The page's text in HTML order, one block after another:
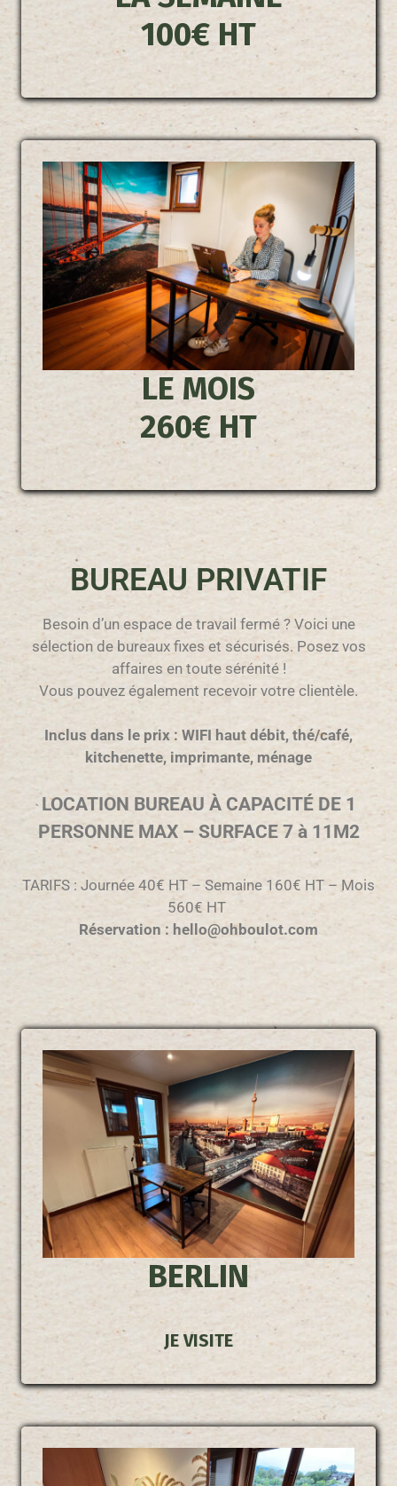
100€ HT
LE MOIS
260€ HT
BUREAU PRIVATIF
Besoin d’un espace de travail fermé ? Voici une
sélection de bureaux fixes et sécurisés. Posez vos
affaires en toute sérénité !
Vous pouvez également recevoir votre clientèle.
Inclus dans le prix : WIFI haut débit, thé/café,
kitchenette, imprimante, ménage
LOCATION BUREAU À CAPACITÉ DE 1
PERSONNE MAX – SURFACE 7 à 11M2
TARIFS : Journée 40€ HT – Semaine 160€ HT – Mois
560€ HT
Réservation : hello@ohboulot.com
BERLIN
JE VISITE